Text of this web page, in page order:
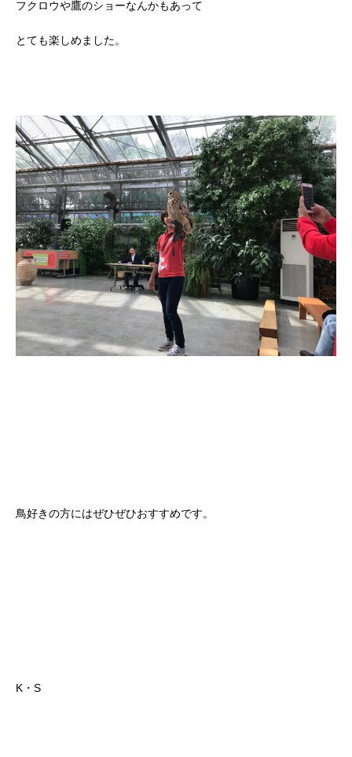
フクロウや鷹のショーなんかもあって
とても楽しめました。
鳥好きの方にはぜひぜひおすすめです。
K・S